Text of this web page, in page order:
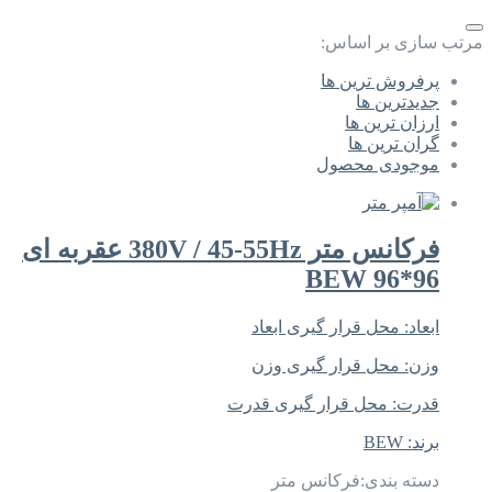
مرتب سازی بر اساس:
پرفروش ترین ها
جدیدترین ها
ارزان ترین ها
گران ترین ها
موجودی محصول
فرکانس متر 380V / 45-55Hz عقربه ای
96*96 BEW
ابعاد: محل قرار گیری ابعاد
وزن: محل قرار گیری وزن
قدرت: محل قرار گیری قدرت
برند: BEW
دسته بندی:فرکانس متر